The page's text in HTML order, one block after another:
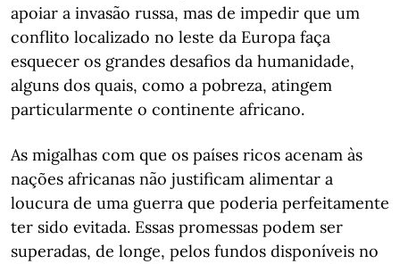
apoiar a invasão russa, mas de impedir que um
conflito localizado no leste da Europa faça
esquecer os grandes desafios da humanidade,
alguns dos quais, como a pobreza, atingem
particularmente o continente africano.
As migalhas com que os países ricos acenam às
nações africanas não justificam alimentar a
loucura de uma guerra que poderia perfeitamente
ter sido evitada. Essas promessas podem ser
superadas, de longe, pelos fundos disponíveis no